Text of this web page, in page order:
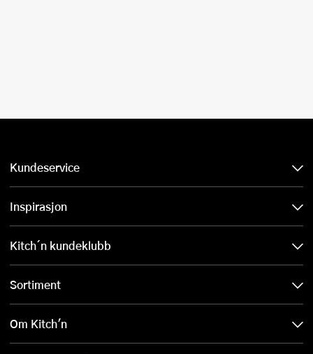
Kundeservice
Inspirasjon
Kitch´n kundeklubb
Sortiment
Om Kitch'n